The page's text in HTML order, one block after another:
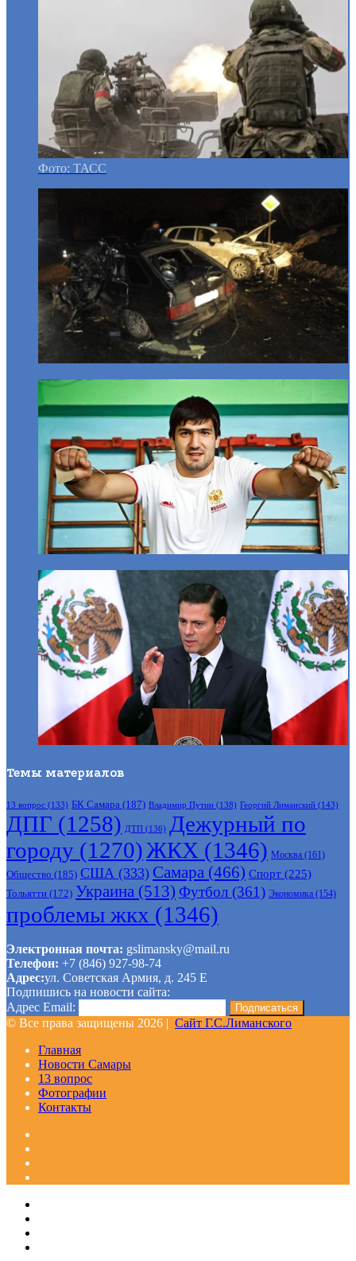
Фото: ТАСС
Темы материалов
13 вопрос (133) БК Самара (187) Владимир Путин (138) Георгий Лиманский (143)
ДПГ (1258) ДТП (136) Дежурный по
городу (1270)ЖКХ (1346) Москва (161)
Общество (185) США (333) Самара (466) Спорт (225)
Тольятти (172) Украина (513) Футбол (361) Экономика (154)
проблемы жкх (1346)
Электронная почта: gslimansky@mail.ru
Телефон: +7 (846) 927-98-74
Адрес:ул. Советская Армия, д. 245 Е
Подпишись на новости сайта:
Адрес Email:
© Все права защищены 2026 | Сайт Г.С.Лиманского
Главная
Новости Самары
13 вопрос
Фотографии
Контакты
Facebook
Google+
Одноклассники
WhatsApp
Telegram
Viber
Кнопка
«Наверх»
Закрыть